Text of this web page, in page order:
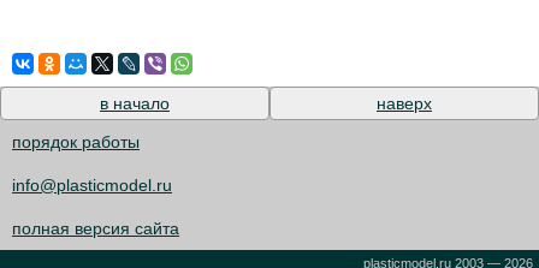
в начало
наверх
порядок работы
info@plasticmodel.ru
полная версия сайта
plasticmodel.ru 2003 — 2026